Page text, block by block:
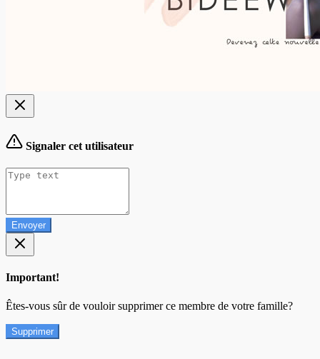
Signaler cet utilisateur
Envoyer
Important!
Êtes-vous sûr de vouloir supprimer ce membre de votre famille?
Supprimer